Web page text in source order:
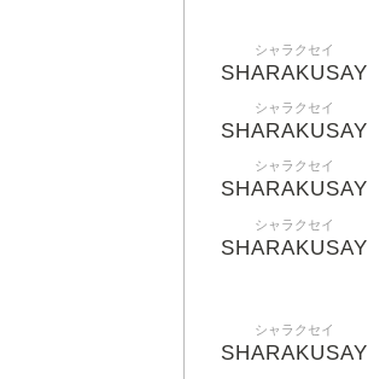
SHARAKUSAY
シャラクセイ
SHARAKUSAY
シャラクセイ
SHARAKUSAY
シャラクセイ
SHARAKUSAY
シャラクセイ
SHARAKUSAY
シャラクセイ